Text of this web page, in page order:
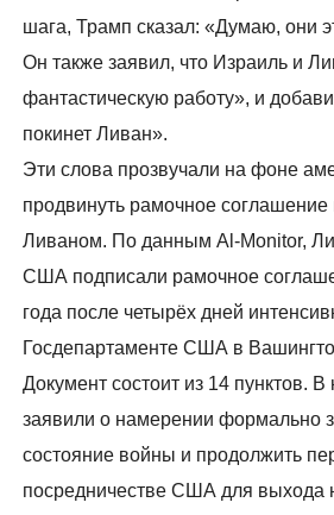
шага, Трамп сказал: «Думаю, они
Он также заявил, что Израиль и
фантастическую работу», и
покинет Ливан».
Эти слова прозвучали на фоне
продвинуть рамочное
Ливаном. По данным Al-Monitor,
США подписали рамочное
года после четырёх дней
Госдепартаменте США в
Документ состоит из 14 пунктов.
заявили о намерении формально
состояние войны и продолжить
посредничестве США для выхода